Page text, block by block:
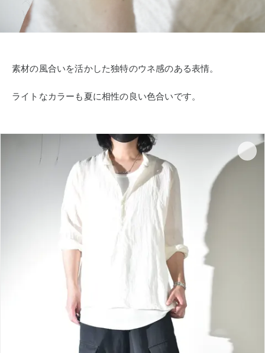
素材の風合いを活かした独特のウネ感のある表情。
ライトなカラーも夏に相性の良い色合いです。